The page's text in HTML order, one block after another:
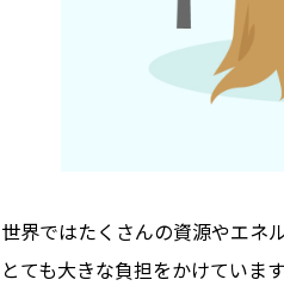
世界ではたくさんの資源やエネ
とても大きな負担をかけています